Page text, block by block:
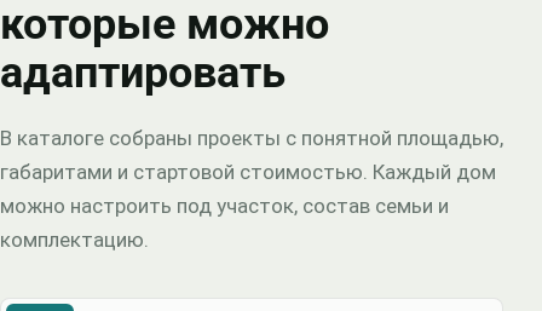
которые можно
адаптировать
В каталоге собраны проекты с понятной площадью,
габаритами и стартовой стоимостью. Каждый дом
можно настроить под участок, состав семьи и
комплектацию.